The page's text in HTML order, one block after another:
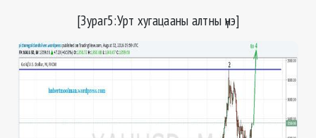
[Зураг5:Урт хугацааны алтны үнэ]